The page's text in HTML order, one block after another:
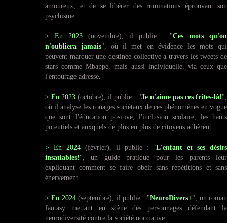
amoureux, et de se libérer des ruminations éprouvant son
psychisme.
> En 2023 (novembre), il publie : "Ces mots qu'on
n'oubliera jamais", où il met en évidence les mots qui
peuvent marquer une destinée collective à travers les tweets de
stars comme Mbappé, mais aussi individuelle, via ceux que
l'entourage adresse.
> En2023 (octobre), il publie : "Je n'aime pas ces frites-là!",
où il analyse les rouages sociétaux de ces phénomènes en vogue
que sont l'éducation positive, l'inclusion scolaire, les hauts
potentiels et auxquels de plus en plus de citoyens adhèrent.
> En 2024 (février), il publie : "L'enfant et ses désirs
insatiables!", un guide pratique pour les parents leur
expliquant comment se faire obéir sans répétitions et sans
énervement.
> En 2024 (septembre), il publie : "NeuroDivers+", un roman
fantasy mettant en scène des personnages défendant la
neurodiversité contre la société normative.